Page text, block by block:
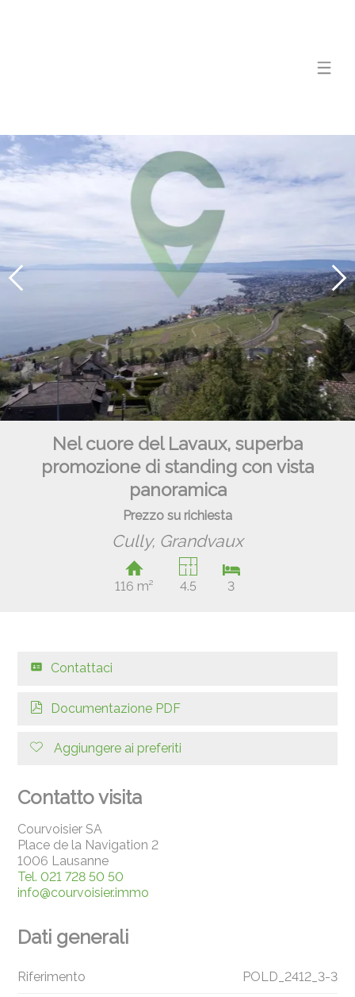
Nel cuore del Lavaux, superba
promozione di standing con vista
panoramica
Prezzo su richiesta
Cully, Grandvaux
116 m² 4.5 3
Contattaci
Documentazione PDF
Aggiungere ai preferiti
Contatto visita
Courvoisier SA
Place de la Navigation 2
1006 Lausanne
Tel.021 728 50 50
info@courvoisier.immo
Dati generali
Riferimento POLD_2412_3-3